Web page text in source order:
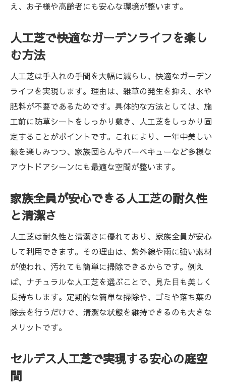
え、お子様や高齢者にも安心な環境が整います。
人工芝で快適なガーデンライフを楽し
む方法
人工芝は手入れの手間を大幅に減らし、快適なガーデン
ライフを実現します。理由は、雑草の発生を抑え、水や
肥料が不要であるためです。具体的な方法としては、施
工前に防草シートをしっかり敷き、人工芝をしっかり固
定することがポイントです。これにより、一年中美しい
緑を楽しみつつ、家族団らんやバーベキューなど多様な
アウトドアシーンにも最適な空間が整います。
家族全員が安心できる人工芝の耐久性
と清潔さ
人工芝は耐久性と清潔さに優れており、家族全員が安心
して利用できます。その理由は、紫外線や雨に強い素材
が使われ、汚れても簡単に掃除できるからです。例え
ば、ナチュラルな人工芝を選ぶことで、見た目も美しく
長持ちします。定期的な簡単な掃除や、ゴミや落ち葉の
除去を行うだけで、清潔な状態を維持できるのも大きな
メリットです。
セルデス人工芝で実現する安心の庭空
間